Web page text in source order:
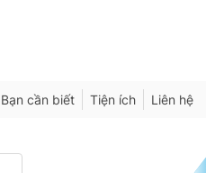
Bạn cần biết Tiện ích Liên hệ